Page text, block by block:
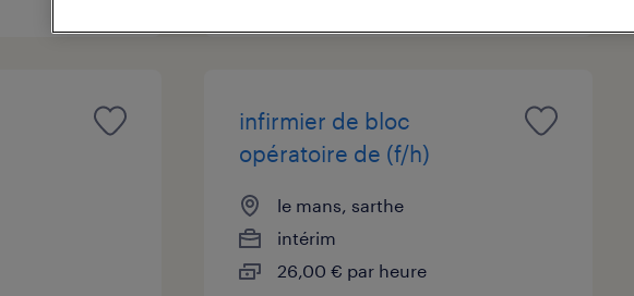
infirmier de bloc
opératoire de (f/h)
le mans, sarthe
intérim
26,00 € par heure